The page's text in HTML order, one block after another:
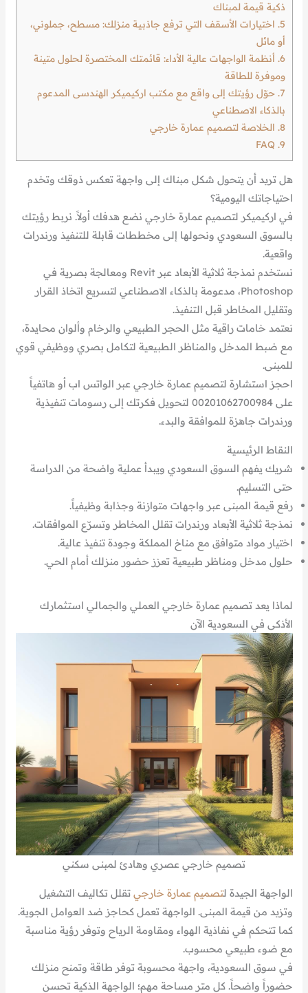
ذكية قيمة لمبناك
5. اختيارات الأسقف التي ترفع جاذبية منزلك: مسطح، جملوني،
أو مائل
6. أنظمة الواجهات عالية الأداء: قائمتك المختصرة لحلول متينة
وموفرة للطاقة
7. حوّل رؤيتك إلى واقع مع مكتب اركيميكر الهندسى المدعوم
بالذكاء الاصطناعي
8. الخلاصة لتصميم عمارة خارجي
9.
هل تريد أن يتحول شكل مبناك إلى واجهة تعكس ذوقك وتخدم
احتياجاتك اليومية؟
في اركيميكر لتصميم عمارة خارجي نضع هدفك أولاً. نربط رؤيتك
بالسوق السعودي ونحولها إلى مخططات قابلة للتنفيذ ورندرات
واقعية.
نستخدم نمذجة ثلاثية الأبعاد عبر Revit ومعالجة بصرية في
Photoshop، مدعومة بالذكاء الاصطناعي لتسريع اتخاذ القرار
وتقليل المخاطر قبل التنفيذ.
نعتمد خامات راقية مثل الحجر الطبيعي والرخام وألوان محايدة،
مع ضبط المدخل والمناظر الطبيعية لتكامل بصري ووظيفي قوي
للمبنى.
احجز استشارة لتصميم عمارة خارجي عبر الواتس اب أو هاتفياً
على 00201062700984 لتحويل فكرتك إلى رسومات تنفيذية
ورندرات جاهزة للموافقة والبدء.
النقاط الرئيسية
شريك يفهم السوق السعودي ويبدأ عملية واضحة من الدراسة
حتى التسليم.
رفع قيمة المبنى عبر واجهات متوازنة وجذابة وظيفياً.
نمذجة ثلاثية الأبعاد ورندرات تقلل المخاطر وتسرّع الموافقات.
اختيار مواد متوافق مع مناخ المملكة وجودة تنفيذ عالية.
حلول مدخل ومناظر طبيعية تعزز حضور منزلك أمام الحي.
لماذا يعد تصميم عمارة خارجي العملي والجمالي استثمارك
الأذكى في السعودية الآن
تصميم خارجي عصري وهادئ لمبنى سكني
الواجهة الجيدة لتصميم عمارة خارجي تقلل تكاليف التشغيل
وتزيد من قيمة المبنى. الواجهة تعمل كحاجز ضد العوامل الجوية.
كما تتحكم في نفاذية الهواء ومقاومة الرياح وتوفر رؤية مناسبة
مع ضوء طبيعي محسوب.
في سوق السعودية، واجهة محسوبة توفر طاقة وتمنح منزلك
حضوراً واضحاً. كل متر مساحة مهم؛ الواجهة الذكية تحسن